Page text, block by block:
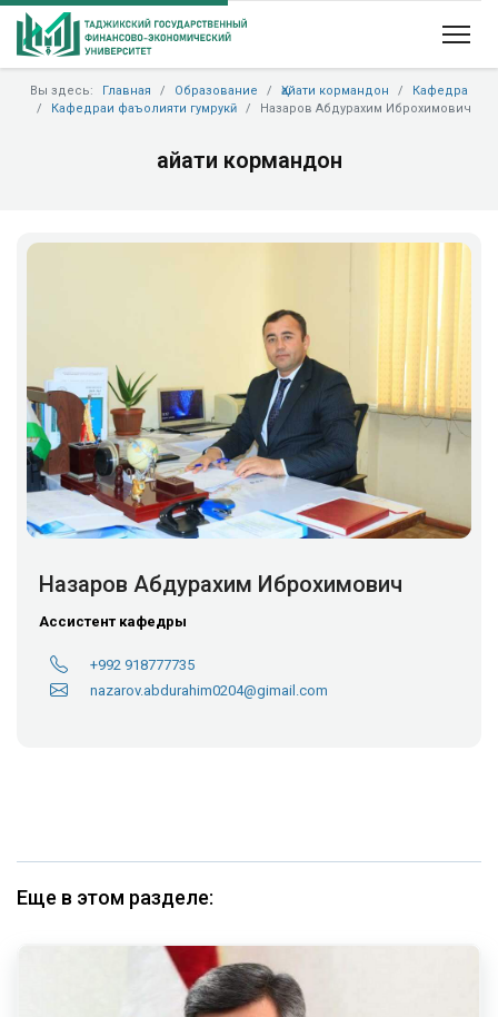
Вы здесь: Главная Образование Ҳайати кормандон
Кафедра
Кафедраи фаъолияти гумрукӣ
Назаров Абдурахим Иброхимович
Ҳайати кормандон
Назаров Абдурахим Иброхимович
Ассистент кафедры
+992 918777735
nazarov.abdurahim0204@gimail.com
Еще в этом разделе: